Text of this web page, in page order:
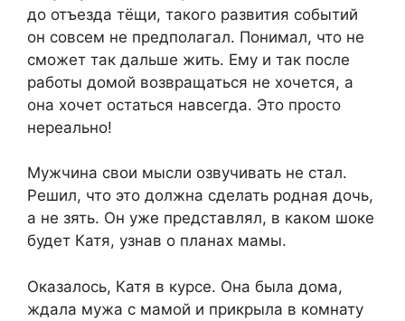
до отъезда тёщи, такого развития событий
он совсем не предполагал. Понимал, что не
сможет так дальше жить. Ему и так после
работы домой возвращаться не хочется, а
она хочет остаться навсегда. Это просто
нереально!
Мужчина свои мысли озвучивать не стал.
Решил, что это должна сделать родная дочь,
а не зять. Он уже представлял, в каком шоке
будет Катя, узнав о планах мамы.
Оказалось, Катя в курсе. Она была дома,
ждала мужа с мамой и прикрыла в комнату